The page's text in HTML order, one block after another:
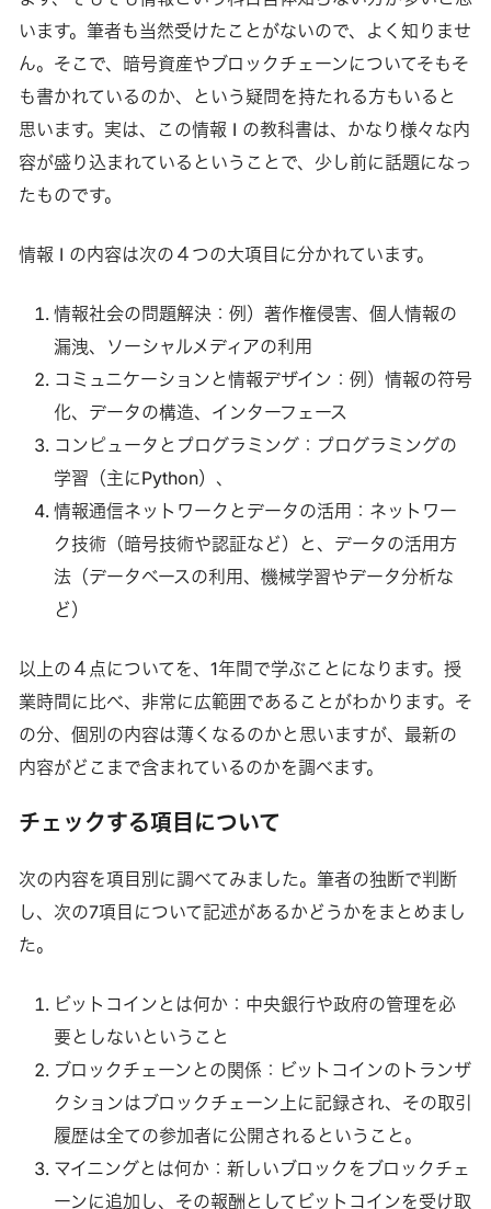
います。筆者も当然受けたことがないので、よく知りませ
ん。そこで、暗号資産やブロックチェーンについてそもそ
も書かれているのか、という疑問を持たれる方もいると
思います。実は、この情報 I の教科書は、かなり様々な内
容が盛り込まれているということで、少し前に話題になっ
たものです。
情報 I の内容は次の４つの大項目に分かれています。
情報社会の問題解決：例）著作権侵害、個人情報の
漏洩、ソーシャルメディアの利用
コミュニケーションと情報デザイン：例）情報の符号
化、データの構造、インターフェース
コンピュータとプログラミング：プログラミングの
学習（主にPython）、
情報通信ネットワークとデータの活用：ネットワー
ク技術（暗号技術や認証など）と、データの活用方
法（データベースの利用、機械学習やデータ分析な
ど）
以上の４点についてを、1年間で学ぶことになります。授
業時間に比べ、非常に広範囲であることがわかります。そ
の分、個別の内容は薄くなるのかと思いますが、最新の
内容がどこまで含まれているのかを調べます。
チェックする項目について
次の内容を項目別に調べてみました。筆者の独断で判断
し、次の7項目について記述があるかどうかをまとめまし
た。
ビットコインとは何か：中央銀行や政府の管理を必
要としないということ
ブロックチェーンとの関係：ビットコインのトランザ
クションはブロックチェーン上に記録され、その取引
履歴は全ての参加者に公開されるということ。
マイニングとは何か：新しいブロックをブロックチェ
ーンに追加し、その報酬としてビットコインを受け取